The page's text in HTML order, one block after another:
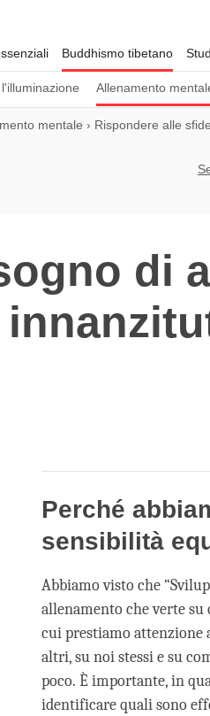
Buddhismo tibetano
Allenamento
mentale › Rispondere alle
di
Perché
sensibilità
Abbiamo visto che
allenamento che verte
cui prestiamo
altri, su noi stessi e su
poco. È importante, in
identificare quali sono